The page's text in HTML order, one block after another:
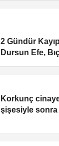
2 Gündür
Dursun Efe,
Korkunç
şişesiyle sonra